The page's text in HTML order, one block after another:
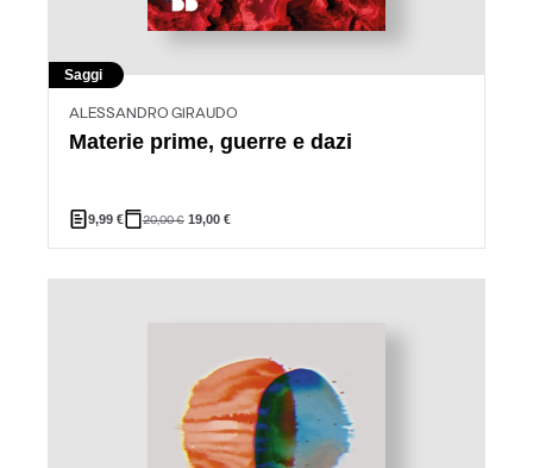
Saggi
ALESSANDRO GIRAUDO
Materie prime, guerre e dazi
9,99 € 20,00€ 19,00 €